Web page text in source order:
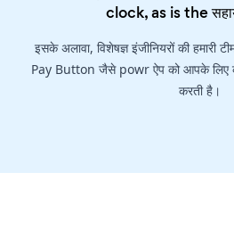
clock, as is the
इसके अलावा, विशेषज्ञ इंजीनियरों की
Pay Button जैसे powr ऐप को आपके लिए
करती है।